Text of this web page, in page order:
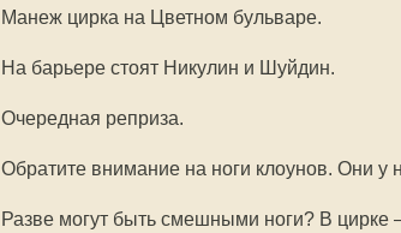
Манеж цирка на Цветном бульваре.
На барьере стоят Никулин и Шуйдин.
Очередная реприза.
Обратите внимание на ноги клоунов. Они у
Разве могут быть смешными ноги? В цирке